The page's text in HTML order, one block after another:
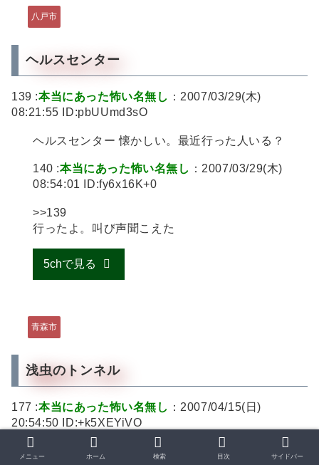
八戸市
ヘルスセンター
139 :本当にあった怖い名無し ：2007/03/29(木)
08:21:55 ID:pbUUmd3sO
ヘルスセンター 懐かしい。最近行った人いる？
140 :本当にあった怖い名無し ：2007/03/29(木)
08:54:01 ID:fy6x16K+0
>>139
行ったよ。叫び声聞こえた
5chで見る
青森市
浅虫のトンネル
177 :本当にあった怖い名無し ：2007/04/15(日)
20:54:50 ID:+k5XEYiVO
元日に浅虫のトンネルに入ったら女の人がトンネル
メニュー ホーム 検索 目次 サイドバー